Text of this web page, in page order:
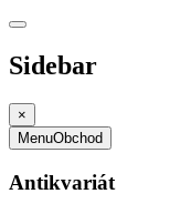
Sidebar
×
MenuObchod
Antikvariát